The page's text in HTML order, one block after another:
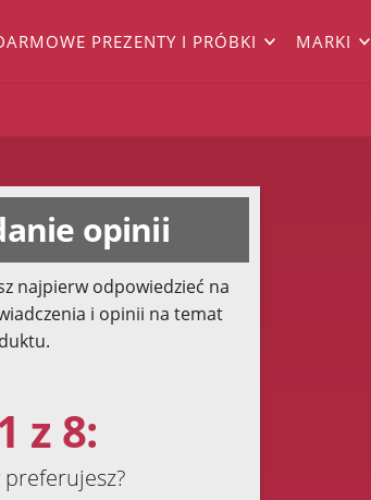
PREZENTY I PRÓBKI MARKI
opinii
najpierw odpowiedzieć na
i opinii na temat
z 8: